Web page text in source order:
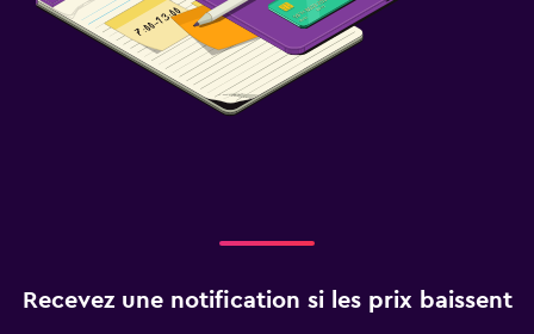
Recevez une notification si les prix baissent